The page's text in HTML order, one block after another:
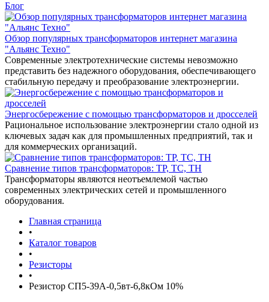
Блог
Обзор популярных трансформаторов интернет магазина
"Альянс Техно"
Современные электротехнические системы невозможно
представить без надежного оборудования, обеспечивающего
стабильную передачу и преобразование электроэнергии.
Энергосбережение с помощью трансформаторов и дросселей
Рациональное использование электроэнергии стало одной из
ключевых задач как для промышленных предприятий, так и
для коммерческих организаций.
Сравнение типов трансформаторов: ТР, ТС, ТН
Трансформаторы являются неотъемлемой частью
современных электрических сетей и промышленного
оборудования.
Главная страница
•
Каталог товаров
•
Резисторы
•
Резистор СП5-39А-0,5вт-6,8кОм 10%